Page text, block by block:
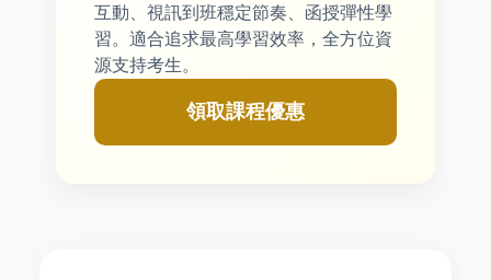
互動、視訊到班穩定節奏、函授彈性學
習。適合追求最高學習效率，全方位資
源支持考生。
領取課程優惠